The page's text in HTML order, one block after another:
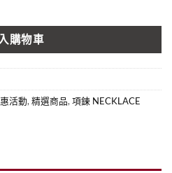
購物車
活動, 精選商品, 項鍊 NECKLACE